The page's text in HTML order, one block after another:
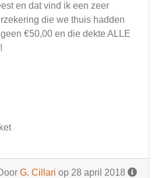
en dat vind ik een zeer
die we thuis hadden
€50,00 en die dekte ALLE
G. Cillari op 28 april 2018